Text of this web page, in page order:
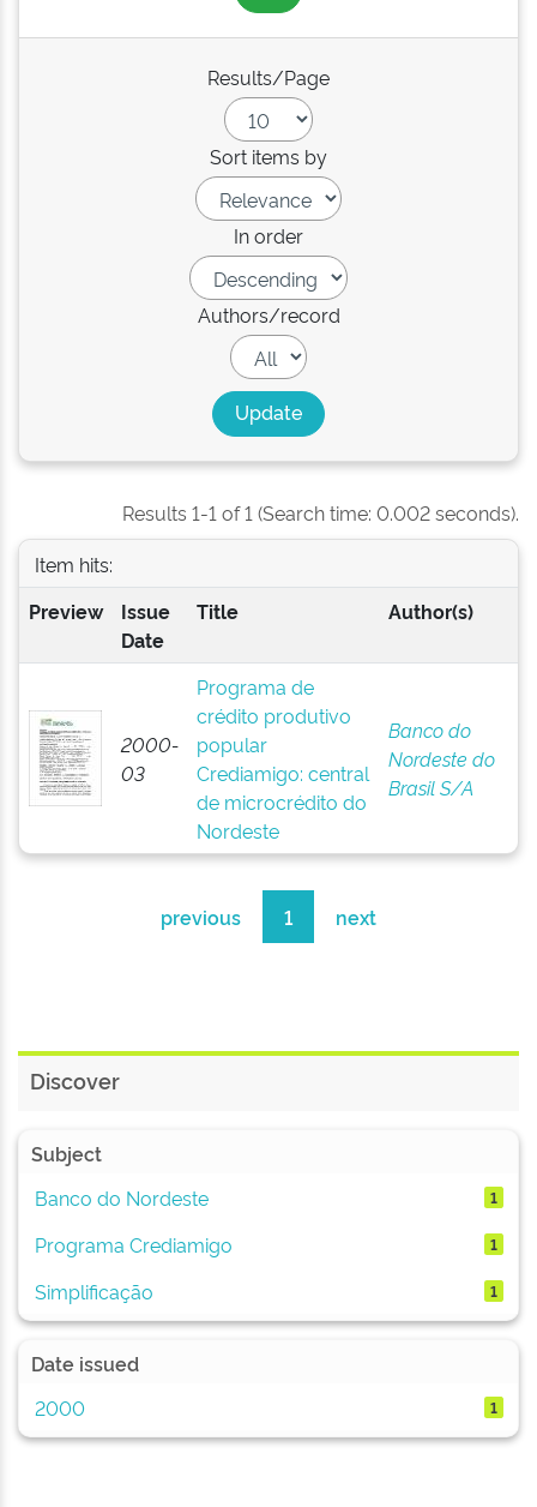
Results/Page
Sort items by
In order
Authors/record
Results 1-1 of 1 (Search time: 0.002 seconds).
Item hits:
Preview
Issue
Date
Title Author(s)
2000-
03
Programa de
crédito produtivo
popular
Crediamigo: central
de microcrédito do
Nordeste
Banco do
Nordeste do
Brasil S/A
previous 1 next
Discover
Subject
Banco do Nordeste
1
Programa Crediamigo 1
Simplificação 1
Date issued
2000
1